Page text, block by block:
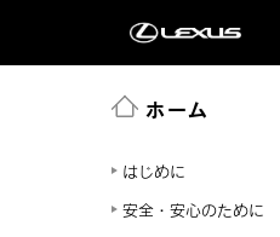
ホーム
はじめに
安全・安心のために